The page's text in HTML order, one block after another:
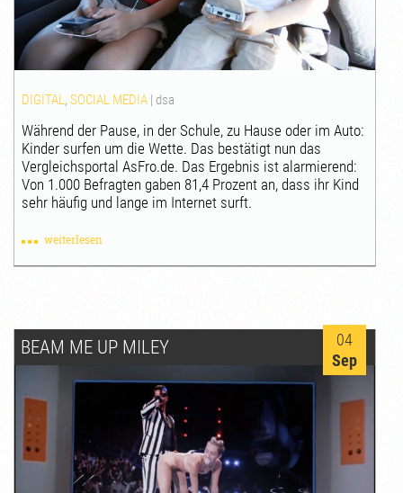
DIGITAL,SOCIAL MEDIA | dsa
Während der Pause, in der Schule, zu Hause oder im Auto:
Kinder surfen um die Wette. Das bestätigt nun das
Vergleichsportal AsFro.de. Das Ergebnis ist alarmierend:
Von 1.000 Befragten gaben 81,4 Prozent an, dass ihr Kind
sehr häufig und lange im Internet surft.
weiterlesen
BEAM ME UP MILEY
04
Sep